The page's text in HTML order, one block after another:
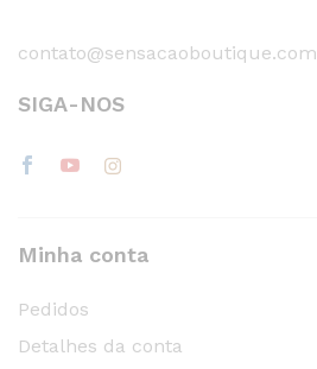
contato@sensacaoboutique.com
SIGA-NOS
Minha conta
Pedidos
Detalhes da conta